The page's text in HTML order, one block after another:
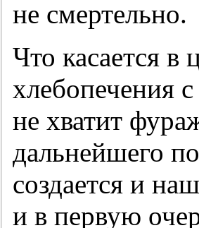
не смертельно.
Что касается в
хлебопечения
не хватит
дальнейшего
создается и
и в первую